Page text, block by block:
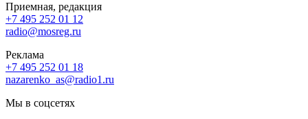
Приемная, редакция
+7 495 252 01 12
radio@mosreg.ru
Реклама
+7 495 252 01 18
nazarenko_as@radio1.ru
Мы в соцсетях